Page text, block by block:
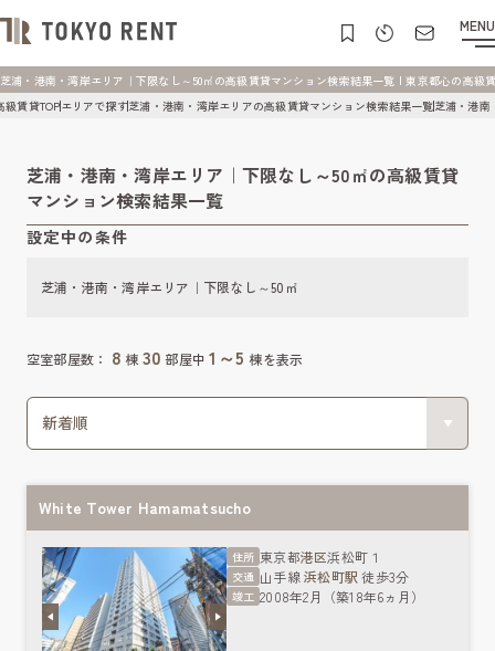
MENU
芝浦・港南・湾岸エリア｜下限なし～50㎡の高級賃貸マンション検索結果一覧 | 東京都心の高級
級賃貸TOPエリアで探す芝浦・港南・湾岸エリアの高級賃貸マンション検索結果一覧芝浦・港南
芝浦・港南・湾岸エリア｜下限なし～50㎡の高級賃貸
マンション検索結果一覧
設定中の条件
空室部屋数： 8 棟 30 部屋中1～5棟を表示
芝浦・港南・湾岸エリア｜下限なし～50㎡
White Tower Hamamatsucho
住所 東京都港区浜松町１
交通 山手線浜松町駅 徒歩3分
竣工 2008年2月（築18年6ヵ月）